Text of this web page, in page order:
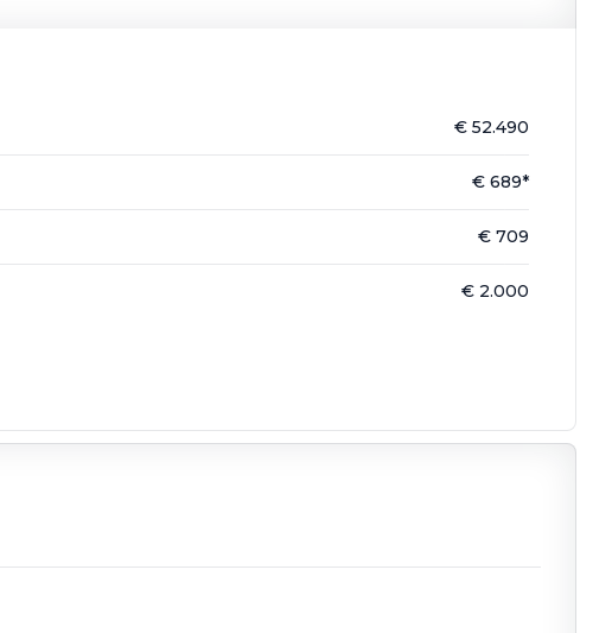
€ 52.490
€ 689*
€ 709
€ 2.000